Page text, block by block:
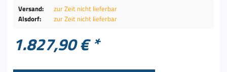
Versand:
zur Zeit nicht lieferbar
Alsdorf:
zur Zeit nicht lieferbar
1.827,90 € *